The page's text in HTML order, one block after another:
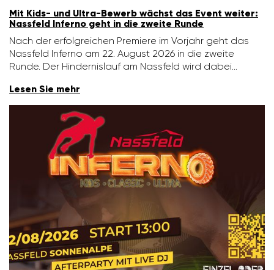
Mit Kids- und Ultra-Bewerb wächst das Event weiter:
Nass­feld Inferno geht in die zweite Runde
Nach der erfolg­rei­chen Premiere im Vorjahr geht das
Nass­feld Inferno am 22. August 2026 in die zweite
Runde. Der Hinder­nis­lauf am Nass­feld wird dabei…
Lesen Sie mehr